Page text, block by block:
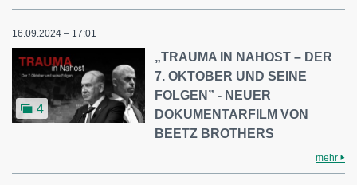
16.09.2024 – 17:01
4
„TRAUMA IN NAHOST – DER
7. OKTOBER UND SEINE
FOLGEN” - NEUER
DOKUMENTARFILM VON
BEETZ BROTHERS
mehr